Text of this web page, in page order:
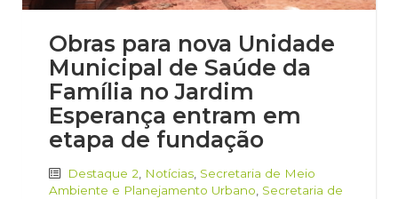
Obras para nova Unidade
Municipal de Saúde da
Família no Jardim
Esperança entram em
etapa de fundação
Destaque 2 Notícias Secretaria de Meio
Ambiente e Planejamento Urbano Secretaria de